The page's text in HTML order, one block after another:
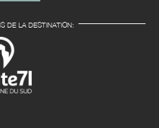
DE LA DESTINATION: